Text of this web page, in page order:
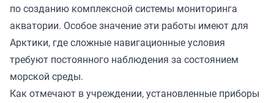
по созданию комплексной системы мониторинга
акватории. Особое значение эти работы имеют для
Арктики, где сложные навигационные условия
требуют постоянного наблюдения за состоянием
морской среды.
Как отмечают в учреждении, установленные приборы